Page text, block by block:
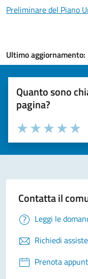
Preliminare del Piano
Ultimo aggiornamento:
Quanto sono
pagina?
Valuta la chiarezza
Seleziona il
Valuta 4
Valuta 3
Valuta 2 stelle
Valuta 1 stelle su 5
Contatta il
Leggi le
Richiedi
Prenota